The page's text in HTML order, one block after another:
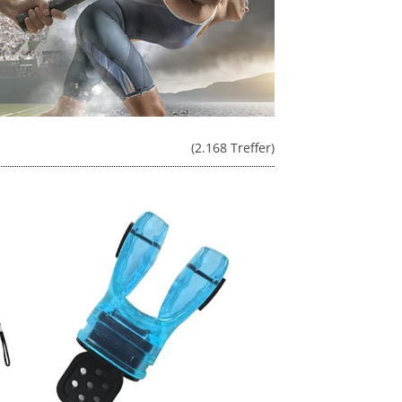
(2.168 Treffer)